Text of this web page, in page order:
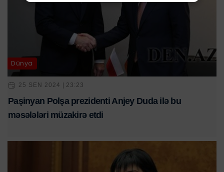
Dünya
25 SEN 2024 | 23:23
Paşinyan Polşa prezidenti Anjey Duda ilə bu
məsələləri müzakirə etdi